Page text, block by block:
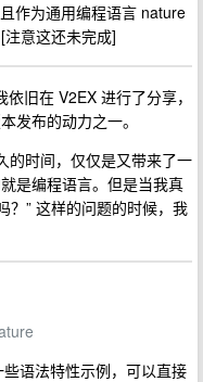
作为通用编程语言 nature
意这还未完成]
旧在 V2EX 进行了分享，
发布的动力之一。
的时间，仅仅是又带来了一
是编程语言。但是当我真
？” 这样的问题的时候，我
语法特性示例，可以直接